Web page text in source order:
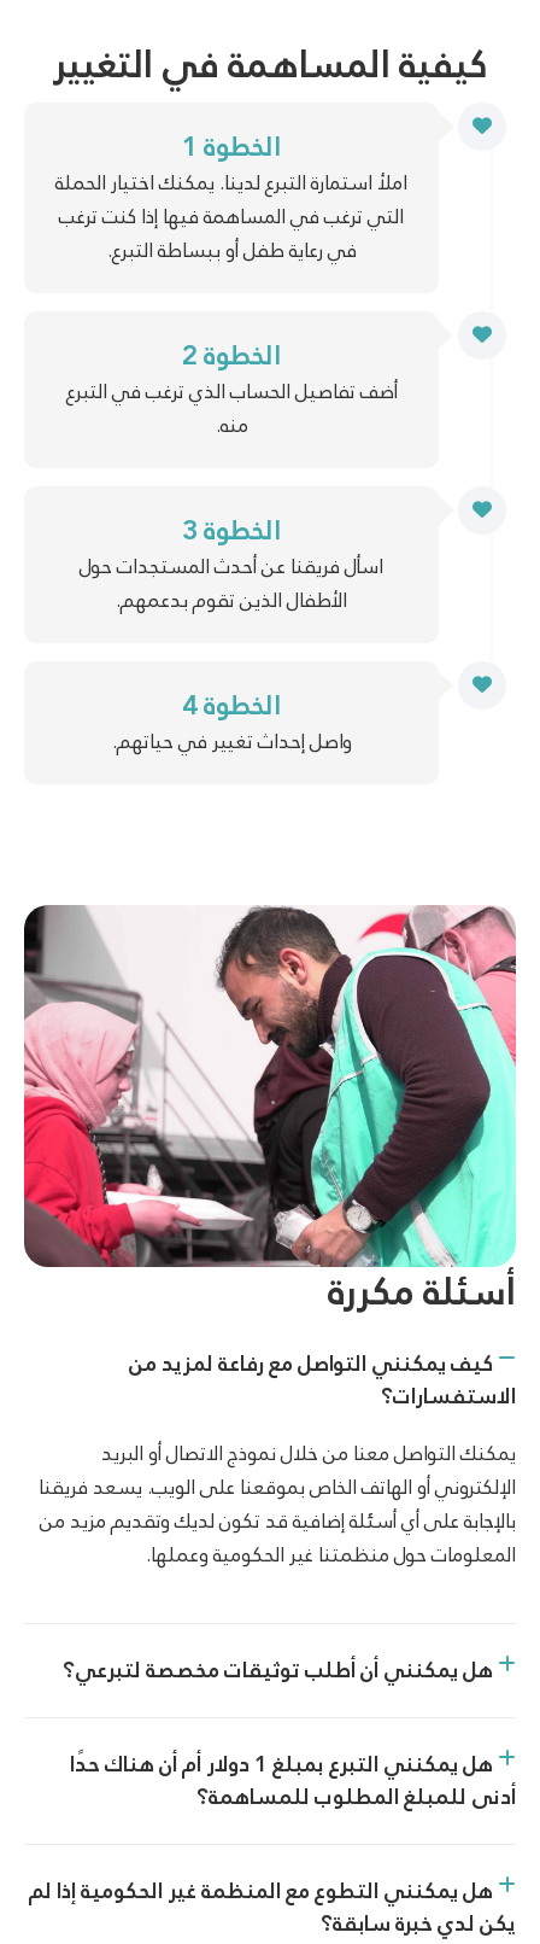
كيفية المساهمة في التغيير
الخطوة 1
املأ استمارة التبرع لدينا. يمكنك اختيار الحملة
التي ترغب في المساهمة فيها إذا كنت ترغب
في رعاية طفل أو ببساطة التبرع.
الخطوة 2
أضف تفاصيل الحساب الذي ترغب في التبرع
منه.
الخطوة 3
اسأل فريقنا عن أحدث المستجدات حول
الأطفال الذين تقوم بدعمهم.
الخطوة 4
واصل إحداث تغيير في حياتهم.
أسئلة مكررة
كيف يمكنني التواصل مع رفاعة لمزيد من
الاستفسارات؟
يمكنك التواصل معنا من خلال نموذج الاتصال أو البريد
الإلكتروني أو الهاتف الخاص بموقعنا على الويب. يسعد فريقنا
بالإجابة على أي أسئلة إضافية قد تكون لديك وتقديم مزيد من
المعلومات حول منظمتنا غير الحكومية وعملها.
هل يمكنني أن أطلب توثيقات مخصصة لتبرعي؟
هل يمكنني التبرع بمبلغ 1 دولار أم أن هناك حدًا
أدنى للمبلغ المطلوب للمساهمة؟
هل يمكنني التطوع مع المنظمة غير الحكومية إذا لم
يكن لدي خبرة سابقة؟